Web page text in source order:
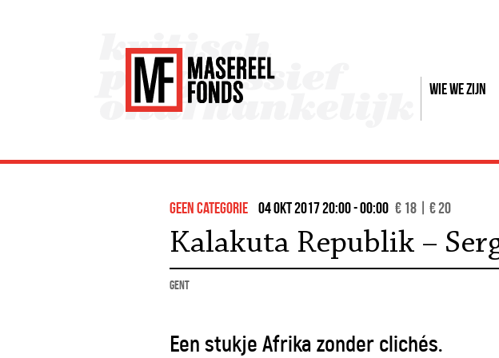
Wie we zijn
Geen categorie 04 okt 2017 20:00 - 00:00 € 18 | € 20
Kalakuta Republik –
Gent
Een stukje Afrika zonder clichés.